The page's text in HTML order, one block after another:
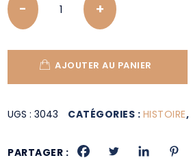
AJOUTER AU PANIER
UGS :3043 CATÉGORIES : HISTOIRE,
PARTAGER :